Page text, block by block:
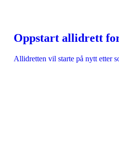
Oppstart allidrett
Allidretten vil starte på nytt etter